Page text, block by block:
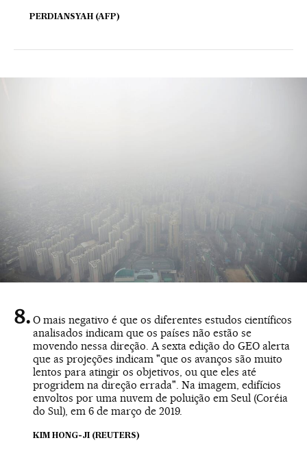
PERDIANSYAH (AFP)
O mais negativo é que os diferentes estudos científicos
analisados indicam que os países não estão se
movendo nessa direção. A sexta edição do GEO alerta
que as projeções indicam "que os avanços são muito
lentos para atingir os objetivos, ou que eles até
progridem na direção errada". Na imagem, edifícios
envoltos por uma nuvem de poluição em Seul (Coréia
do Sul), em 6 de março de 2019.
KIM HONG-JI (REUTERS)